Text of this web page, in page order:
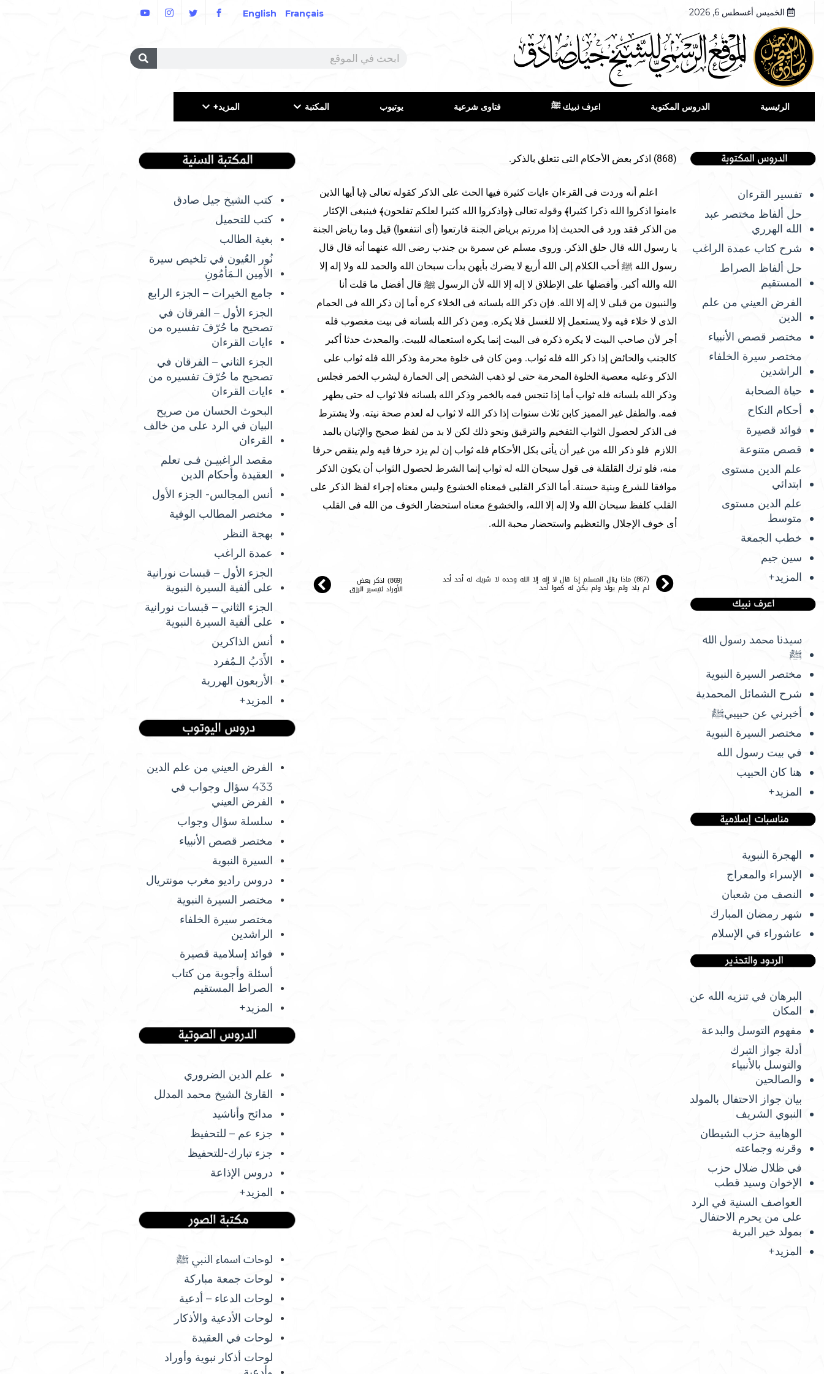
الخميس أغسطس 6, 2026 Français
English
الرئيسية الدروس المكتوبة اعرف نبيك ﷺ فتاوى شرعية يوتيوب المكتبة المزيد+
تفسير القرءان
حل ألفاظ مختصر عبد
الله الهرري
شرح كتاب عمدة الراغب
حل ألفاظ الصراط
المستقيم
الفرض العيني من علم
الدين
مختصر قصص الأنبياء
مختصر سيرة الخلفاء
الراشدين
حياة الصحابة
أحكام النكاح
فوائد قصيرة
قصص متنوعة
علم الدين مستوى
ابتدائي
علم الدين مستوى
متوسط
خطب الجمعة
سين جيم
المزيد+
سيدنا محمد رسول الله
ﷺ
مختصر السيرة النبوية
شرح الشمائل المحمدية
أخبرني عن حبيبيﷺ
مختصر السيرة النبوية
في بيت رسول الله
هنا كان الحبيب
المزيد+
الهجرة النبوية
الإسراء والمعراج
النصف من شعبان
شهر رمضان المبارك
عاشوراء في الإسلام
البرهان في تنزيه الله عن
المكان
مفهوم التوسل والبدعة
أدلة جواز التبرك
والتوسل بالأنبياء
والصالحين
بيان جواز الاحتفال بالمولد
النبوي الشريف
الوهابية حزب الشيطان
وقرنه وجماعته
في ظلال ضلال حزب
الإخوان وسيد قطب
العواصف السنية في الرد
على من يحرم الاحتفال
بمولد خير البرية
المزيد+
(868) اذكر بعض الأحكام التى تتعلق بالذكر.
اعلم أنه وردت فى القرءان ءايات كثيرة فيها الحث على الذكر كقوله تعالى ﴿يا أيها الذين
ءامنوا اذكروا الله ذكرا كثيرا﴾ وقوله تعالى ﴿واذكروا الله كثيرا لعلكم تفلحون﴾ فينبغى الإكثار
من الذكر فقد ورد فى الحديث إذا مررتم برياض الجنة فارتعوا (أى انتفعوا) قيل وما رياض الجنة
يا رسول الله قال حلق الذكر. وروى مسلم عن سمرة بن جندب رضى الله عنهما أنه قال قال
رسول الله ﷺ أحب الكلام إلى الله أربع لا يضرك بأيهن بدأت سبحان الله والحمد لله ولا إله إلا
الله والله أكبر. وأفضلها على الإطلاق لا إله إلا الله لأن الرسول ﷺ قال أفضل ما قلت أنا
والنبيون من قبلى لا إله إلا الله. فإن ذكر الله بلسانه فى الخلاء كره أما إن ذكر الله فى الحمام
الذى لا خلاء فيه ولا يستعمل إلا للغسل فلا يكره. ومن ذكر الله بلسانه فى بيت مغصوب فله
أجر لأن صاحب البيت لا يكره ذكره فى البيت إنما يكره استعماله للبيت. والمحدث حدثا أكبر
كالجنب والحائض إذا ذكر الله فله ثواب. ومن كان فى خلوة محرمة وذكر الله فله ثواب على
الذكر وعليه معصية الخلوة المحرمة حتى لو ذهب الشخص إلى الخمارة ليشرب الخمر فجلس
وذكر الله بلسانه فله ثواب أما إذا تنجس فمه بالخمر وذكر الله بلسانه فلا ثواب له حتى يطهر
فمه. والطفل غير المميز كابن ثلاث سنوات إذا ذكر الله لا ثواب له لعدم صحة نيته. ولا يشترط
فى الذكر لحصول الثواب التفخيم والترقيق ونحو ذلك لكن لا بد من لفظ صحيح والإتيان بالمد
اللازم فلو ذكر الله من غير أن يأتى بكل الأحكام فله ثواب إن لم يزد حرفا فيه ولم ينقص حرفا
منه، فلو ترك القلقلة فى قول سبحان الله له ثواب إنما الشرط لحصول الثواب أن يكون الذكر
موافقا للشرع وبنية حسنة. أما الذكر القلبى فمعناه الخشوع وليس معناه إجراء لفظ الذكر على
القلب كلفظ سبحان الله ولا إله إلا الله، والخشوع معناه استحضار الخوف من الله فى القلب
أى خوف الإجلال والتعظيم واستحضار محبة الله.
(867) ماذا ينال المسلم إذا قال لا إله إلا الله وحده لا شريك له أحد أحد
لم يلد ولم يولد ولم يكن له كفوا أحد.
(869) اذكر بعض
الأوراد لتيسير الرزق.
كتب الشيخ جيل صادق
كتب للتحميل
بغية الطالب
نُور العُيون في تلخيص سيرة
الأمِين الـمَأمُونِ
جامع الخيرات – الجزء الرابع
الجزء الأول – الفرقان في
تصحيح ما حُرّفَ تفسيره من
ءايات القرءان
الجزء الثاني – الفرقان في
تصحيح ما حُرّفَ تفسيره من
ءايات القرءان
البحوث الحسان من صريح
البيان في الرد على من خالف
القرءان
مقصد الراغبيـن فـى تعلم
العقيدة وأحكام الدين
أنس المجالس- الجزء الأول
مختصر المطالب الوفية
بهجة النظر
عمدة الراغب
الجزء الأول – قبسات نورانية
على ألفية السيرة النبوية
الجزء الثاني – قبسات نورانية
على ألفية السيرة النبوية
أنس الذاكرين
الأَدَبُ الـمُفرد
الأربعون الهررية
المزيد+
الفرض العيني من علم الدين
433 سؤال وجواب في
الفرض العيني
سلسلة سؤال وجواب
مختصر قصص الأنبياء
السيرة النبوية
دروس راديو مغرب مونتريال
مختصر السيرة النبوية
مختصر سيرة الخلفاء
الراشدين
فوائد إسلامية قصيرة
أسئلة وأجوبة من كتاب
الصراط المستقيم
المزيد+
علم الدين الضروري
القارئ الشيخ محمد المدلل
مدائح وأناشيد
جزء عم – للتحفيظ
جزء تبارك-للتحفيظ
دروس الإذاعة
المزيد+
لوحات اسماء النبي ﷺ
لوحات جمعة مباركة
لوحات الدعاء – أدعية
لوحات الأدعية والأذكار
لوحات في العقيدة
لوحات أذكار نبوية وأوراد